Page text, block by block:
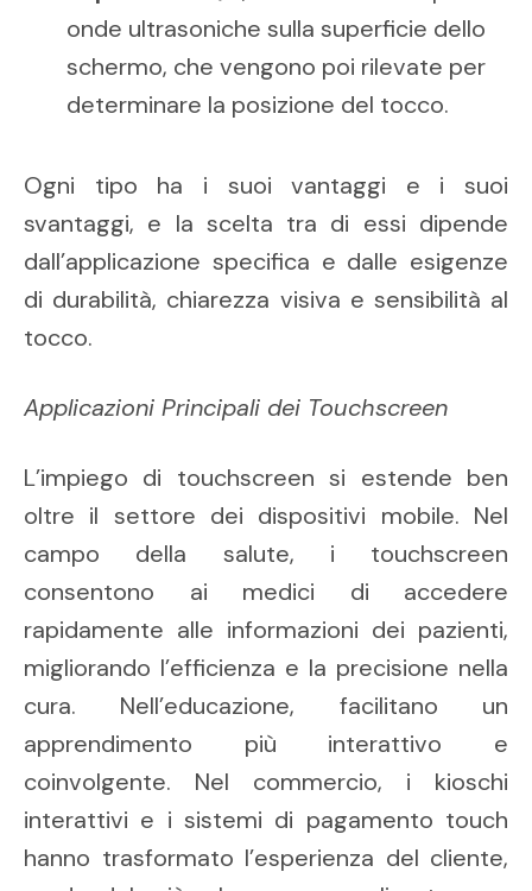
onde ultrasoniche sulla superficie dello
schermo, che vengono poi rilevate per
determinare la posizione del tocco.
Ogni tipo ha i suoi vantaggi e i suoi
svantaggi, e la scelta tra di essi dipende
dall’applicazione specifica e dalle esigenze
di durabilità, chiarezza visiva e sensibilità al
tocco.
Applicazioni Principali dei Touchscreen
L’impiego di touchscreen si estende ben
oltre il settore dei dispositivi mobile. Nel
campo della salute, i touchscreen
consentono ai medici di accedere
rapidamente alle informazioni dei pazienti,
migliorando l’efficienza e la precisione nella
cura. Nell’educazione, facilitano un
apprendimento più interattivo e
coinvolgente. Nel commercio, i kioschi
interattivi e i sistemi di pagamento touch
hanno trasformato l’esperienza del cliente,